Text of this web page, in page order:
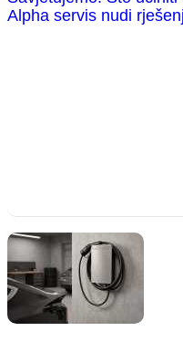
Alpha servis nudi